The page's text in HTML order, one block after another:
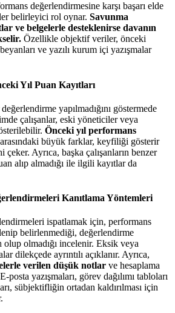
değerlendirmesine karşı başarı elde
belirleyici rol oynar. Savunma
ve belgelerle desteklenirse davanın
Özellikle objektif veriler, önceki
ve yazılı kurum içi yazışmalar
Yıl Puan Kayıtları
yapılmadığını göstermede
çalışanlar, eski yöneticiler veya
Önceki yıl performans
büyük farklar, keyfiliği gösterir
Ayrıca, başka çalışanların benzer
alıp almadığı ile ilgili kayıtlar da
Kanıtlama Yöntemleri
ispatlamak için, performans
belirlenmediği, değerlendirme
olmadığı incelenir. Eksik veya
dilekçede ayrıntılı açıklanır. Ayrıca,
verilen düşük notlar ve hesaplama
posta yazışmaları, görev dağılımı tabloları
sübjektifliğin ortadan kaldırılması için